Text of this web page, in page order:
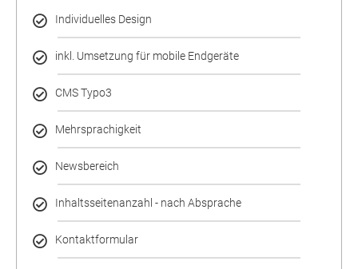
Individuelles Design
inkl. Umsetzung für mobile Endgeräte
CMS Typo3
Mehrsprachigkeit
Newsbereich
Inhaltsseitenanzahl - nach Absprache
Kontaktformular